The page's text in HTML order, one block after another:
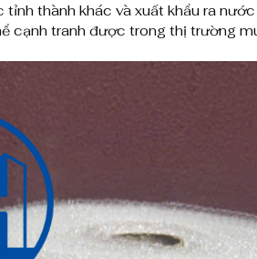
thành khác và xuất khẩu ra
cạnh tranh được trong thị trường